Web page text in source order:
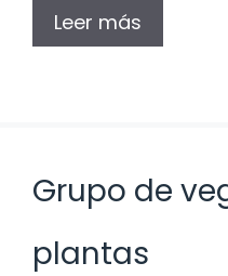
Leer más
Grupo de
plantas